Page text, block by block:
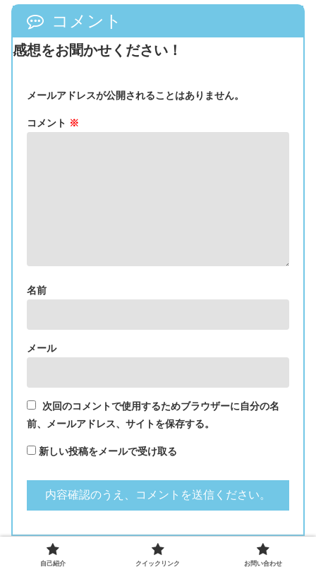
コメント
感想をお聞かせください！
メールアドレスが公開されることはありません。
コメント ※
名前
メール
次回のコメントで使用するためブラウザーに自分の名
前、メールアドレス、サイトを保存する。
新しい投稿をメールで受け取る
このサイトはスパムを低減するために Akismet を使っています。
自己紹介 クイックリンク お問い合わせ